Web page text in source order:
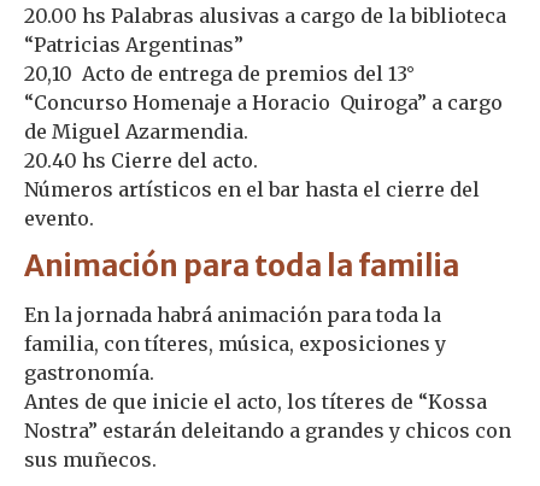
20.00 hs Palabras alusivas a cargo de la biblioteca
“Patricias Argentinas”
20,10 Acto de entrega de premios del 13°
“Concurso Homenaje a Horacio Quiroga” a cargo
de Miguel Azarmendia.
20.40 hs Cierre del acto.
Números artísticos en el bar hasta el cierre del
evento.
Animación para toda la familia
En la jornada habrá animación para toda la
familia, con títeres, música, exposiciones y
gastronomía.
Antes de que inicie el acto, los títeres de “Kossa
Nostra” estarán deleitando a grandes y chicos con
sus muñecos.